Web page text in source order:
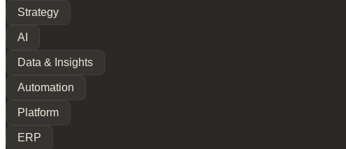
Strategy
AI
Data & Insights
Automation
Platform
ERP